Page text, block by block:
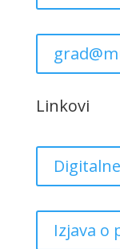
Linkovi
Izjava o